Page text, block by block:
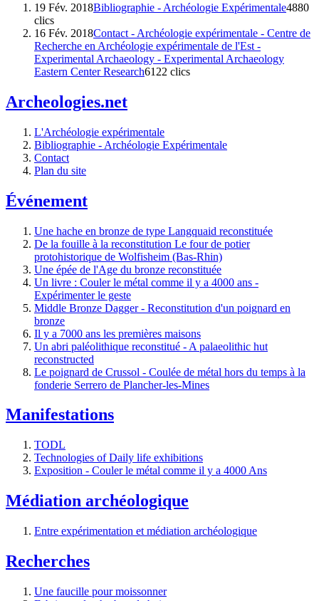
19 Fév. 2018Bibliographie - Archéologie Expérimentale4880
clics
16 Fév. 2018Contact - Archéologie expérimentale - Centre de
Recherche en Archéologie expérimentale de l'Est -
Experimental Archaeology - Experimental Archaeology
Eastern Center Research6122 clics
Archeologies.net
L'Archéologie expérimentale
Bibliographie - Archéologie Expérimentale
Contact
Plan du site
Événement
Une hache en bronze de type Langquaid reconstituée
De la fouille à la reconstitution Le four de potier
protohistorique de Wolfisheim (Bas-Rhin)
Une épée de l'Age du bronze reconstituée
Un livre : Couler le métal comme il y a 4000 ans -
Expérimenter le geste
Middle Bronze Dagger - Reconstitution d'un poignard en
bronze
Il y a 7000 ans les premières maisons
Un abri paléolithique reconstitué - A palaeolithic hut
reconstructed
Le poignard de Crussol - Coulée de métal hors du temps à la
fonderie Serrero de Plancher-les-Mines
Manifestations
TODL
Technologies of Daily life exhibitions
Exposition - Couler le métal comme il y a 4000 Ans
Médiation archéologique
Entre expérimentation et médiation archéologique
Recherches
Une faucille pour moissonner